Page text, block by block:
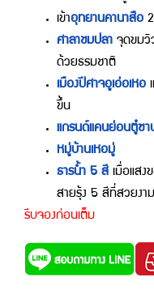
เข้าอุทยานคานาสือ
ศาลาชมปลา จุดขมวิ
ด้วยธรมชาติ
เมืองปีศาจอูเอ่อเหอ
ขึ้น
แกรนด์แคนย่อนตู๋ซา
หมู่่บ้านเหอมู่
ธารน้ำ 5 สี เมื่อแสง
สายรุ้ง 5 สีที่สวยงาม
รีบจองก่อนเต็ม